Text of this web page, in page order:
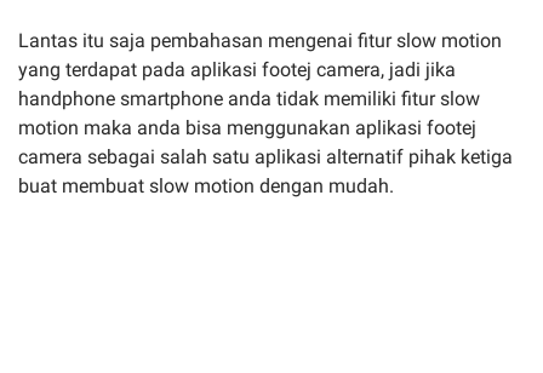
Lantas itu saja pembahasan mengenai fitur slow motion
yang terdapat pada aplikasi footej camera, jadi jika
handphone smartphone anda tidak memiliki fitur slow
motion maka anda bisa menggunakan aplikasi footej
camera sebagai salah satu aplikasi alternatif pihak ketiga
buat membuat slow motion dengan mudah.